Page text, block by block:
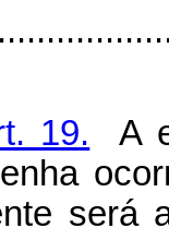
19. A
será